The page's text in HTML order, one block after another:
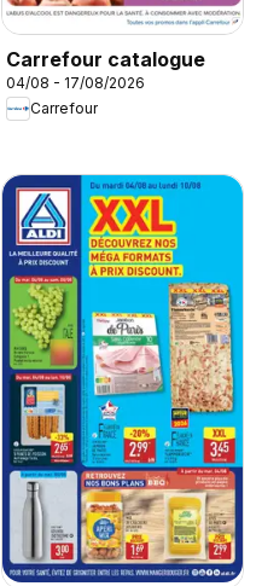
Carrefour catalogue
04/08 - 17/08/2026
Carrefour